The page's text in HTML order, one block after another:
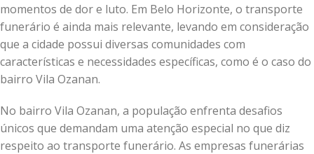
momentos de dor e luto. Em Belo Horizonte, o transporte
funerário é ainda mais relevante, levando em consideração
que a cidade possui diversas comunidades com
características e necessidades específicas, como é o caso do
bairro Vila Ozanan.
No bairro Vila Ozanan, a população enfrenta desafios
únicos que demandam uma atenção especial no que diz
respeito ao transporte funerário. As empresas funerárias